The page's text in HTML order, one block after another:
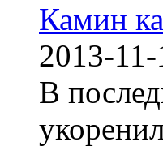
Камин
2013-11-
В